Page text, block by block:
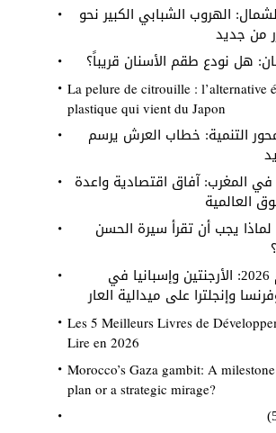
الهروب الشبابي الكبير نحو
من جديد
هل نودع طقم الأسنان قريباً؟
La pelure de citrouille : l’alternative
plastique qui vient du Japon
التنمية: خطاب العرش يرسم
في المغرب: آفاق اقتصادية واعدة
العالمية
يجب أن تقرأ سيرة الحسن
نهائي كأس العالم 2026: الأرجنتين وإسبانيا في
وإنجلترا على ميدالية العار
Les 5 Meilleurs Livres de
Lire en 2026
Morocco’s Gaza gambit: A
plan or a strategic mirage?